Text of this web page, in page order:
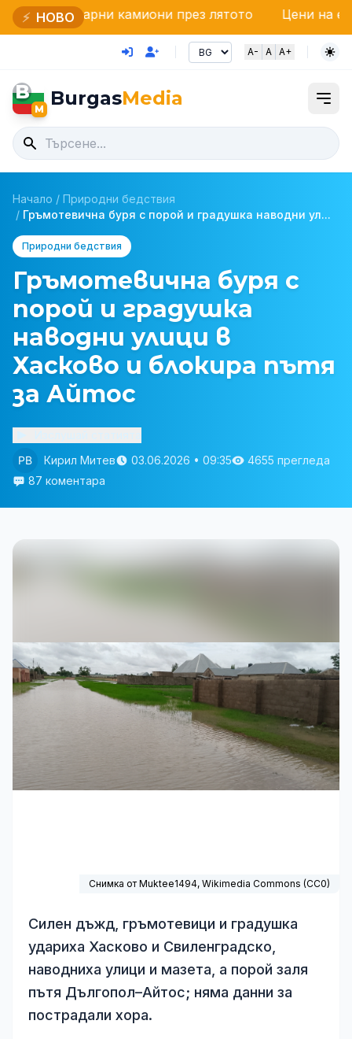
⚡ НОВО
камиони през лятото Цени на едро:
A- A A+
B
M BurgasMedia
Начало / Природни бедствия
/ Гръмотевична буря с порой и градушка наводни ул...
Природни бедствия
Гръмотевична буря с
порой и градушка
наводни улици в
Хасково и блокира пътя
за Айтос
Кирил Митев
03.06.2026 • 09:35
4655 прегледа
87 коментара
Снимка от Muktee1494, Wikimedia Commons (CC0)
Силен дъжд, гръмотевици и градушка
удариха Хасково и Свиленградско,
наводниха улици и мазета, а порой заля
пътя Дългопол–Айтос; няма данни за
пострадали хора.